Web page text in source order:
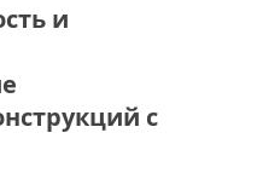
и
с